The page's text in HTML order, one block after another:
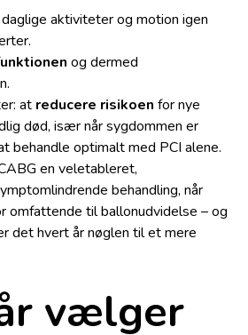
daglige aktiviteter og motion igen
og dermed
at reducere risikoen for nye
død, især når sygdommen er
behandle optimalt med PCI alene.
en veletableret,
behandling, når
omfattende til ballonudvidelse – og
det hvert år nøglen til et mere
vælger